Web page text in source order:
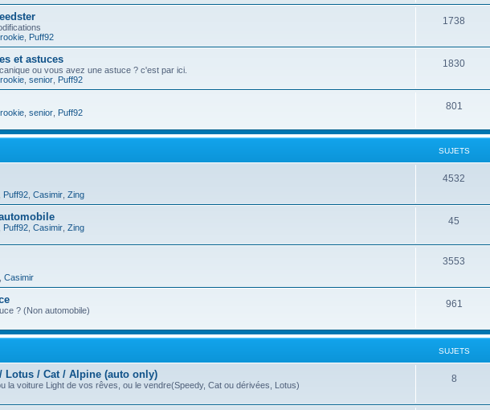
Puff92
1738
et astuces
ou vous avez une astuce ? c'est par ici.
senior Puff92
1830
senior Puff92
801
SUJETS
Puff92 Casimir Zing
4532
Puff92 Casimir Zing
45
Casimir
3553
? (Non automobile)
961
SUJETS
Lotus / Cat / Alpine (auto only)
la voiture Light de vos rêves, ou le vendre(Speedy, Cat ou dérivées, Lotus)
8